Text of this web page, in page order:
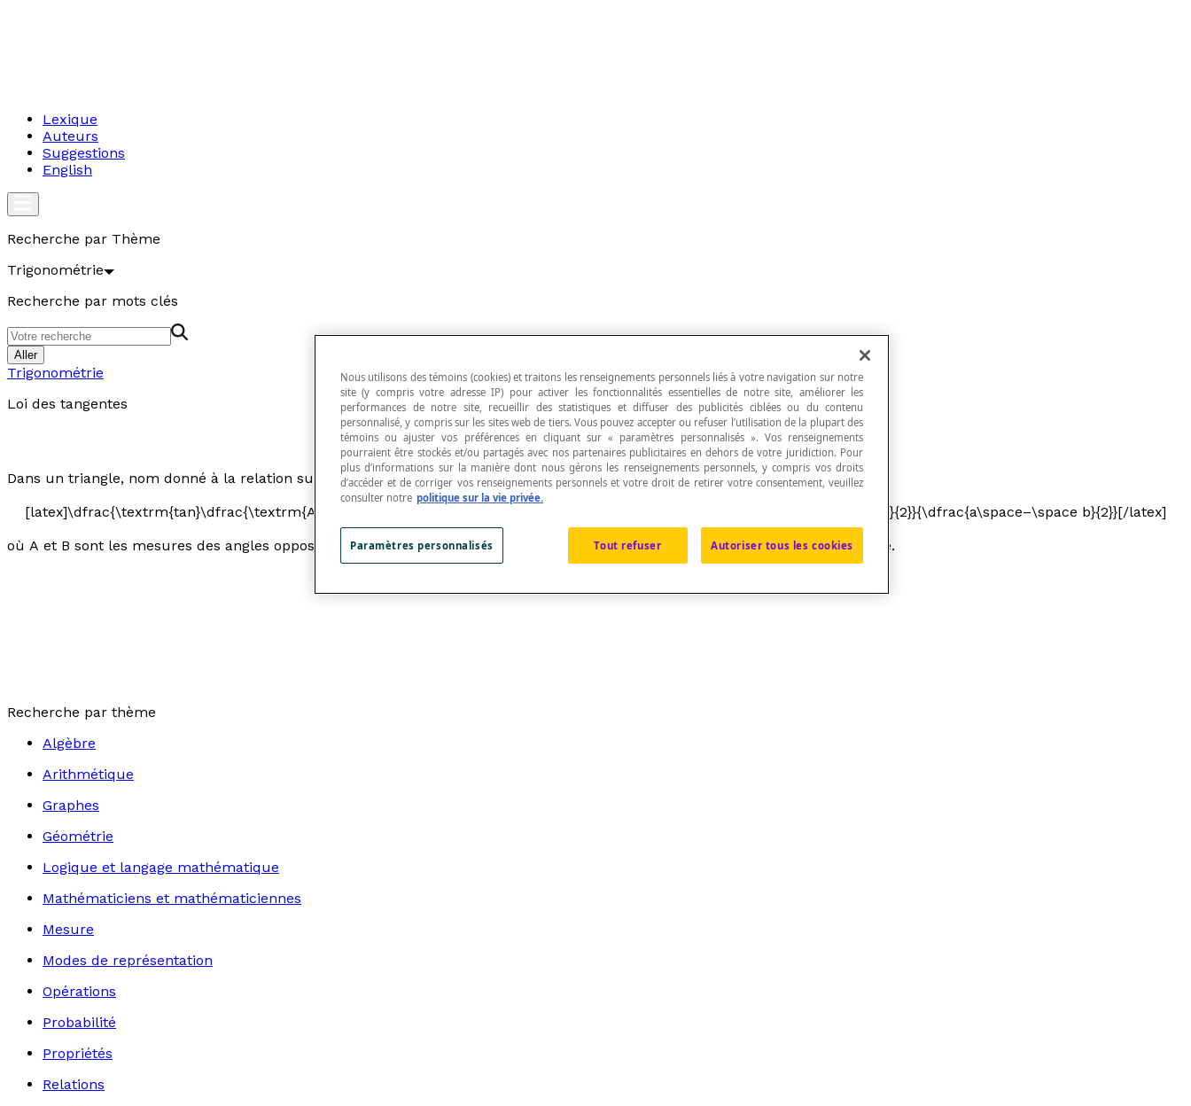
Lexique
Auteurs
Suggestions
English
Recherche par Thème
Trigonométrie
Recherche par mots clés
Aller
Trigonométrie
Loi des tangentes
Dans un triangle, nom donné à la relation suivante :
[latex]\dfrac{\textrm{tan}\dfrac{\textrm{A}+\textrm{B}}{2}}{\textrm{tan}\dfrac{\textrm{A}-\textrm{B}}{2}} = \dfrac{\dfrac{a + b}{2}}{\dfrac{a\space–\space b}{2}}[/latex]
où A et B sont les mesures des angles opposés aux côtés de mesures [latex]a[/latex] et [latex]b[/latex] d'un triangle quelconque.
Recherche par thème
Algèbre
Arithmétique
Graphes
Géométrie
Logique et langage mathématique
Mathématiciens et mathématiciennes
Mesure
Modes de représentation
Opérations
Probabilité
Propriétés
Relations
Nous utilisons des témoins (cookies) et traitons les renseignements personnels liés à votre navigation sur notre
site (y compris votre adresse IP) pour activer les fonctionnalités essentielles de notre site, améliorer les
performances de notre site, recueillir des statistiques et diffuser des publicités ciblées ou du contenu
personnalisé, y compris sur les sites web de tiers. Vous pouvez accepter ou refuser l’utilisation de la plupart des
témoins ou ajuster vos préférences en cliquant sur « paramètres personnalisés ». Vos renseignements
pourraient être stockés et/ou partagés avec nos partenaires publicitaires en dehors de votre juridiction. Pour
plus d’informations sur la manière dont nous gérons les renseignements personnels, y compris vos droits
d’accéder et de corriger vos renseignements personnels et votre droit de retirer votre consentement, veuillez
consulter notre politique sur la vie privée.
Tout refuser Autoriser tous les cookies
Paramètres personnalisés